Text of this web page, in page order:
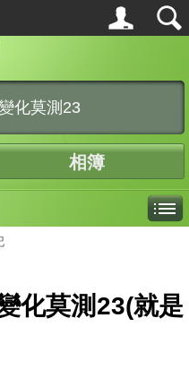
化莫測23
相簿
化莫測23(就是